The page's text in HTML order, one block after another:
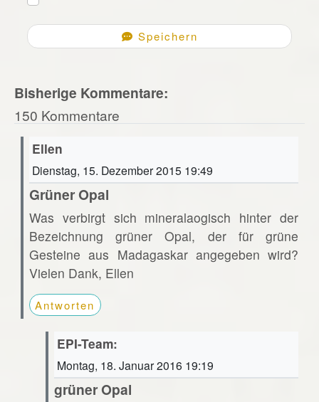
Speichern
Bisherige Kommentare:
150 Kommentare
Ellen
Dienstag, 15. Dezember 2015 19:49
Grüner Opal
Was verbirgt sich mineralaogisch hinter der
Bezeichnung grüner Opal, der für grüne
Gesteine aus Madagaskar angegeben wird?
Vielen Dank, Ellen
Antworten
EPI-Team:
Montag, 18. Januar 2016 19:19
grüner Opal